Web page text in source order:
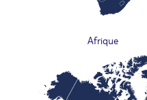
Afrique